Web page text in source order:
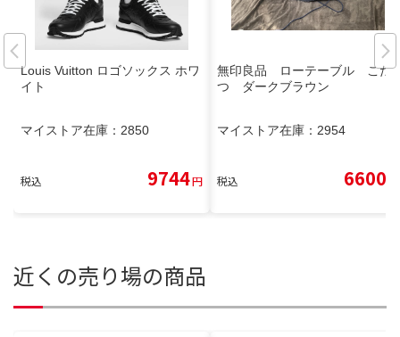
Louis Vuitton ロゴソックス ホワ
イト
マイストア在庫： 2850
税込 9744円
無印良品 ローテーブル こた
つ ダークブラウン
マイストア在庫： 2954
税込 6600
近くの売り場の商品